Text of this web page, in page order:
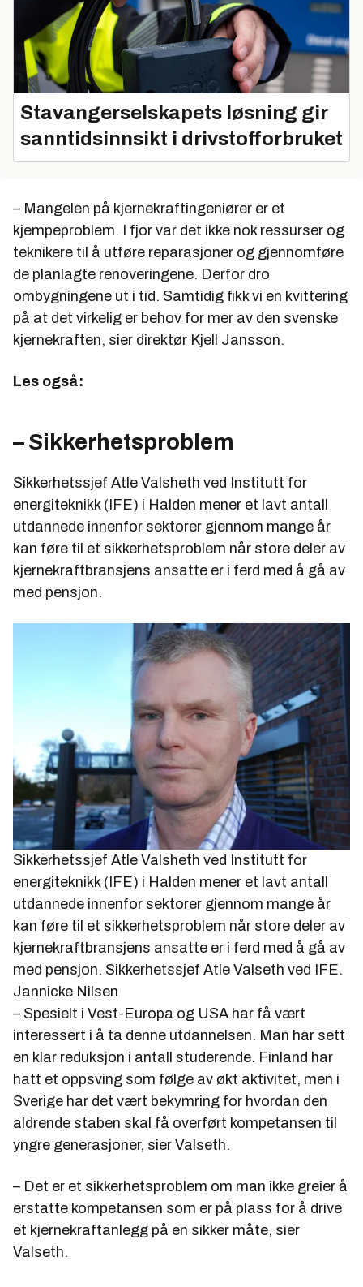
Stavangerselskapets løsning gir
sanntidsinnsikt i drivstofforbruket
– Mangelen på kjernekraftingeniører er et
kjempeproblem. I fjor var det ikke nok ressurser og
teknikere til å utføre reparasjoner og gjennomføre
de planlagte renoveringene. Derfor dro
ombygningene ut i tid. Samtidig fikk vi en kvittering
på at det virkelig er behov for mer av den svenske
kjernekraften, sier direktør Kjell Jansson.
Les også:
– Sikkerhetsproblem
Sikkerhetssjef Atle Valsheth ved Institutt for
energiteknikk (IFE) i Halden mener et lavt antall
utdannede innenfor sektorer gjennom mange år
kan føre til et sikkerhetsproblem når store deler av
kjernekraftbransjens ansatte er i ferd med å gå av
med pensjon.
Sikkerhetssjef Atle Valsheth ved Institutt for
energiteknikk (IFE) i Halden mener et lavt antall
utdannede innenfor sektorer gjennom mange år
kan føre til et sikkerhetsproblem når store deler av
kjernekraftbransjens ansatte er i ferd med å gå av
med pensjon. Sikkerhetssjef Atle Valseth ved IFE.
Jannicke Nilsen
– Spesielt i Vest-Europa og USA har få vært
interessert i å ta denne utdannelsen. Man har sett
en klar reduksjon i antall studerende. Finland har
hatt et oppsving som følge av økt aktivitet, men i
Sverige har det vært bekymring for hvordan den
aldrende staben skal få overført kompetansen til
yngre generasjoner, sier Valseth.
– Det er et sikkerhetsproblem om man ikke greier å
erstatte kompetansen som er på plass for å drive
et kjernekraftanlegg på en sikker måte, sier
Valseth.